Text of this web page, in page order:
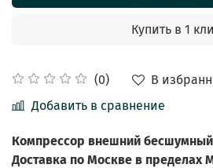
(0)
В
Добавить в сравнение
Купить в 1
Компрессор внешний бесшумный
Доставка по Москве в